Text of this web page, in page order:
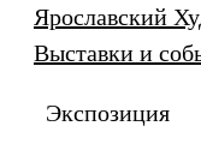
Ярославский
Выставки и
Экспозиция